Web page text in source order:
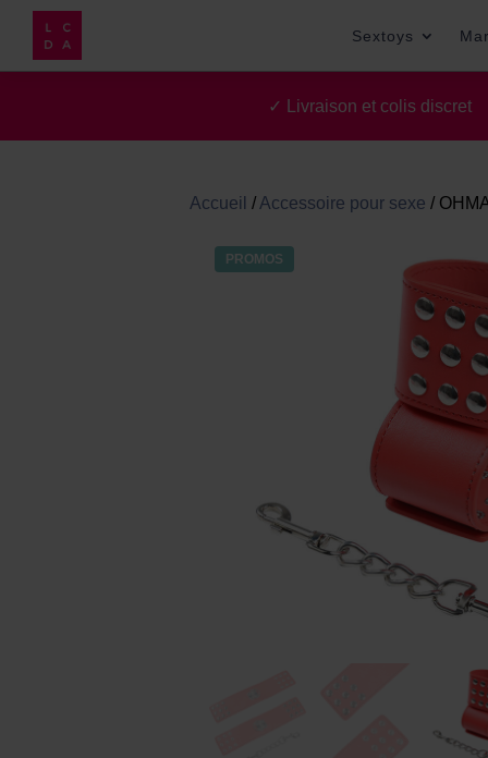
Sextoys
✓ Livraison et colis
Accueil / Accessoire pour sexe /
PROMOS